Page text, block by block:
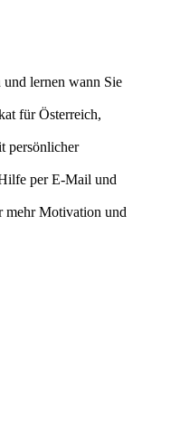
lernen wann Sie
für Österreich,
persönlicher
per E-Mail und
mehr Motivation und